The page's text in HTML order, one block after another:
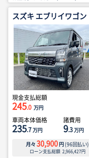
スズキ エブリイワゴン
現金支払総額
245.0 万円
車両本体価格
235.7万円
諸費用
9.3万円
月々 30,900 円 (96回払い)
ローン支払総額 2,966,427円